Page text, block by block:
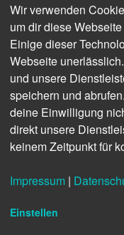
Wir verwenden
um dir diese
Einige dieser
Webseite
und unsere
speichern und
deine Einwilligung
direkt unsere
keinem Zeitpunkt für
Impressum |
Einstellen